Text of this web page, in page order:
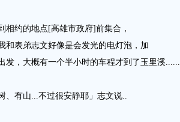
相约的地点[高雄市政府]前集合，
和表弟志文好像是会发光的电灯泡，加
发，大概有一个半小时的车程才到了玉里溪......
、有山...不过很安静耶」志文说..